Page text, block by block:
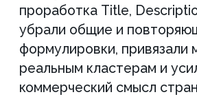
Чтов итоге